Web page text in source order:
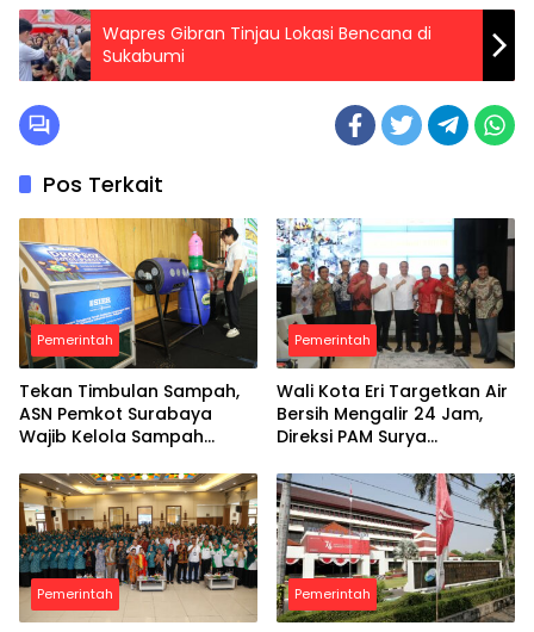
Wapres Gibran Tinjau Lokasi Bencana di
Sukabumi
Pos Terkait
Pemerintah
Tekan Timbulan Sampah,
ASN Pemkot Surabaya
Wajib Kelola Sampah
Pemerintah
Wali Kota Eri Targetkan Air
Bersih Mengalir 24 Jam,
Direksi PAM Surya
Investor
Pemerintah Pemerintah